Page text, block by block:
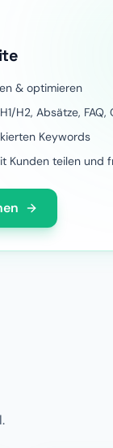
& optimieren
H2, Absätze, FAQ,
Keywords
Kunden teilen und